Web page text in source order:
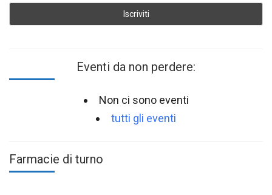
Eventi da non perdere:
Non ci sono eventi
tutti gli eventi
Farmacie di turno